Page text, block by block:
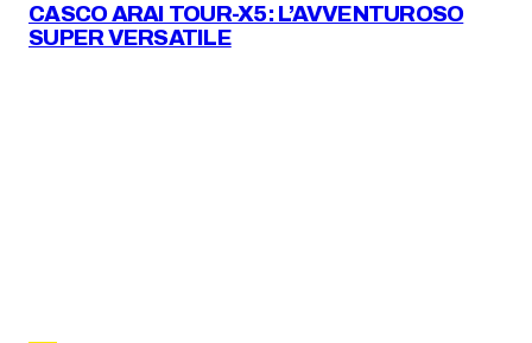
CASCO ARAI TOUR-X5: L’AVVENTUROSO
SUPER VERSATILE